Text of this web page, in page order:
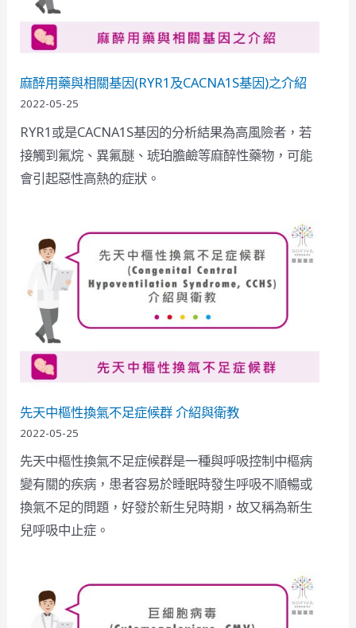
麻醉用藥與相關基因(RYR1及CACNA1S基因)之介紹
2022-05-25
RYR1或是CACNA1S基因的分析結果為高風險者，若
接觸到氟烷、異氟醚、琥珀膽鹼等麻醉性藥物，可能
會引起惡性高熱的症狀。
先天中樞性換氣不足症候群 介紹與衛教
2022-05-25
先天中樞性換氣不足症候群是一種與呼吸控制中樞病
變有關的疾病，患者容易於睡眠時發生呼吸不順暢或
換氣不足的問題，好發於新生兒時期，故又稱為新生
兒呼吸中止症。